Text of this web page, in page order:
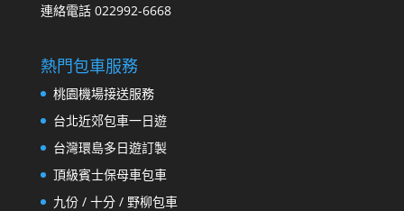
連絡電話 022992-6668
熱門包車服務
桃園機場接送服務
台北近郊包車一日遊
台灣環島多日遊訂製
頂級賓士保母車包車
九份 / 十分 / 野柳包車